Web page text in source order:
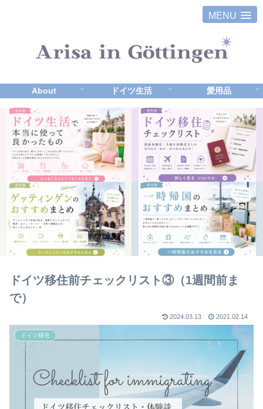
MENU
About ドイツ生活 愛用品
ドイツ移住前チェックリスト③（1週間前ま
で）
2024.03.13 2021.02.14
ドイツ移住